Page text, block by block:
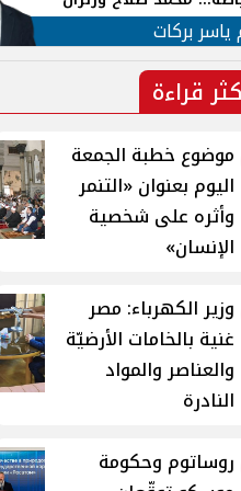
في الشارع التركي
ياسر بركات
قراءة
موضوع خطبة الجمعة
اليوم بعنوان «التنمر
وأثره على شخصية
الإنسان»
وزير الكهرباء: مصر
غنية بالخامات الأرضيّة
والعناصر والمواد
النادرة
روساتوم وحكومة